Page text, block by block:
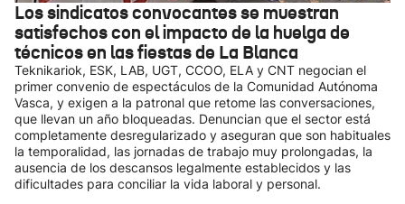
Los sindicatos convocantes se muestran
satisfechos con el impacto de la huelga de
técnicos en las fiestas de La Blanca
Teknikariok, ESK, LAB, UGT, CCOO, ELA y CNT negocian el
primer convenio de espectáculos de la Comunidad Autónoma
Vasca, y exigen a la patronal que retome las conversaciones,
que llevan un año bloqueadas. Denuncian que el sector está
completamente desregularizado y aseguran que son habituales
la temporalidad, las jornadas de trabajo muy prolongadas, la
ausencia de los descansos legalmente establecidos y las
dificultades para conciliar la vida laboral y personal.